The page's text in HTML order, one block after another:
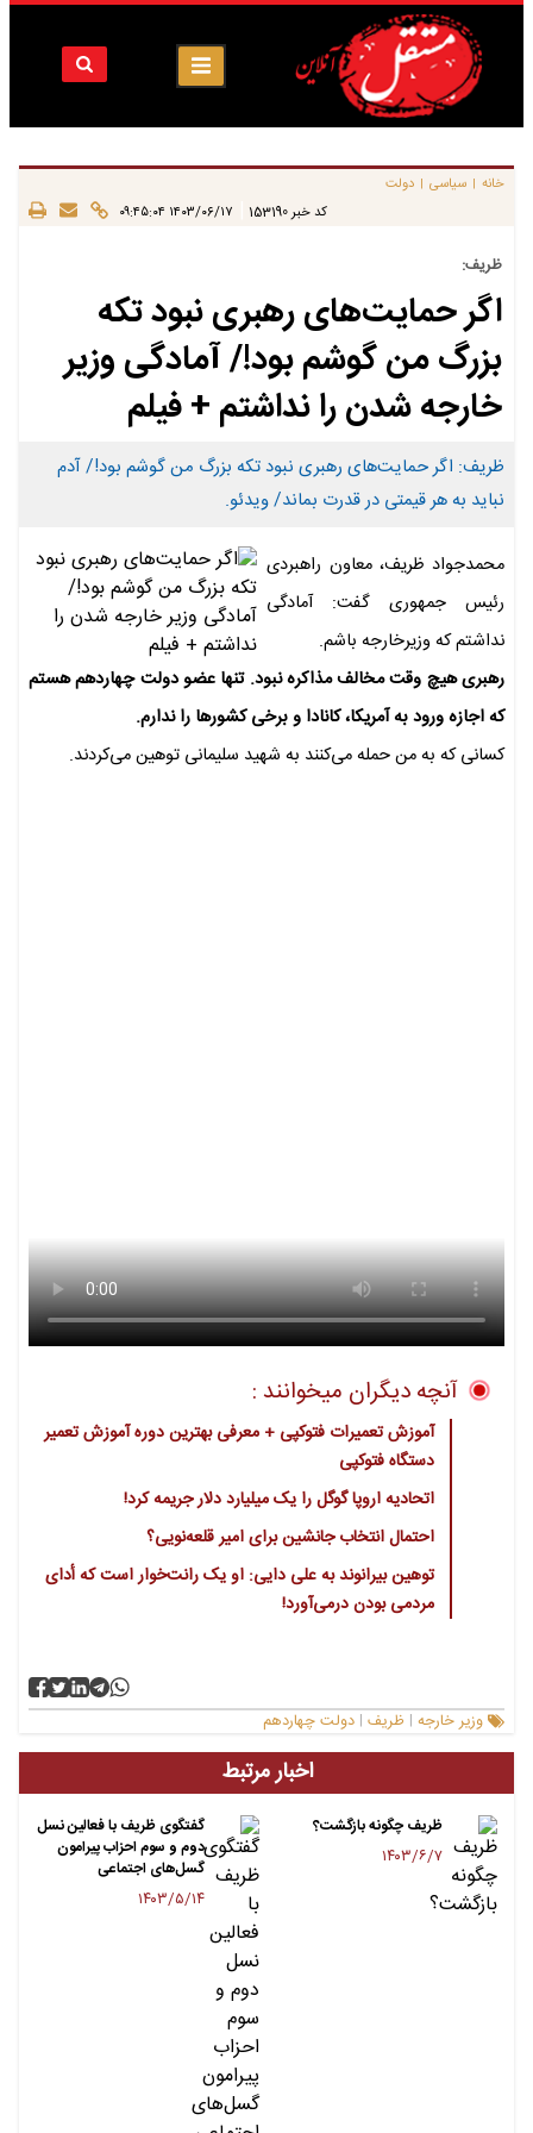
خانه | سیاسی | دولت
کد خبر 153190 ۱۴۰۳/۰۶/۱۷ ۰۹:۴۵:۰۴
ظریف:
اگر حمایت‌های رهبری نبود تکه
بزرگ من گوشم بود!/ آمادگی وزیر
خارجه شدن را نداشتم + فیلم
ظریف: اگر حمایت‌های رهبری نبود تکه بزرگ من گوشم بود!/ آدم
نباید به هر قیمتی در قدرت بماند/ ویدئو.
​محمدجواد ظریف، معاون راهبردی
رئیس جمهوری گفت: آمادگی
نداشتم که وزیرخارجه باشم.
رهبری هیچ وقت مخالف ‎مذاکره نبود. تنها عضو دولت چهاردهم هستم
که اجازه ورود به آمریکا، کانادا و برخی کشور‌ها را ندارم.
کسانی که به من حمله می‌کنند به شهید ‎سلیمانی توهین می‌کردند.
آنچه دیگران میخوانند :
آموزش تعمیرات فتوکپی + معرفی بهترین دوره آموزش تعمیر
دستگاه فتوکپی
اتحادیه اروپا گوگل را یک میلیارد دلار جریمه کرد!
احتمال انتخاب جانشین برای امیر قلعه‌نویی؟
توهین بیرانوند به علی دایی: او یک رانت‌خوار است که أدای
مردمی بودن درمی‌آورد!
وزیر خارجه | ظریف | دولت چهاردهم
اخبار مرتبط
ظریف چگونه بازگشت؟
۱۴۰۳/۶/۷
گفتگوی ظریف با فعالین نسل
دوم و سوم احزاب پیرامون
گسل‌های اجتماعی
۱۴۰۳/۵/۱۴